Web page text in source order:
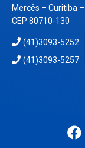
Mercês – Curitiba
CEP 80710-130
(41)3093-5252
(41)3093-5257